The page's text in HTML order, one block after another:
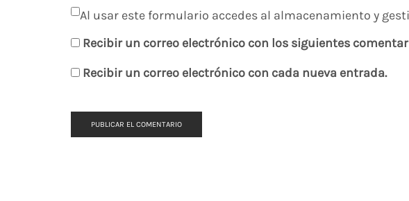
Al usar este formulario accedes al almacenamiento y
Recibir un correo electrónico con los siguientes
Recibir un correo electrónico con cada nueva entrada.